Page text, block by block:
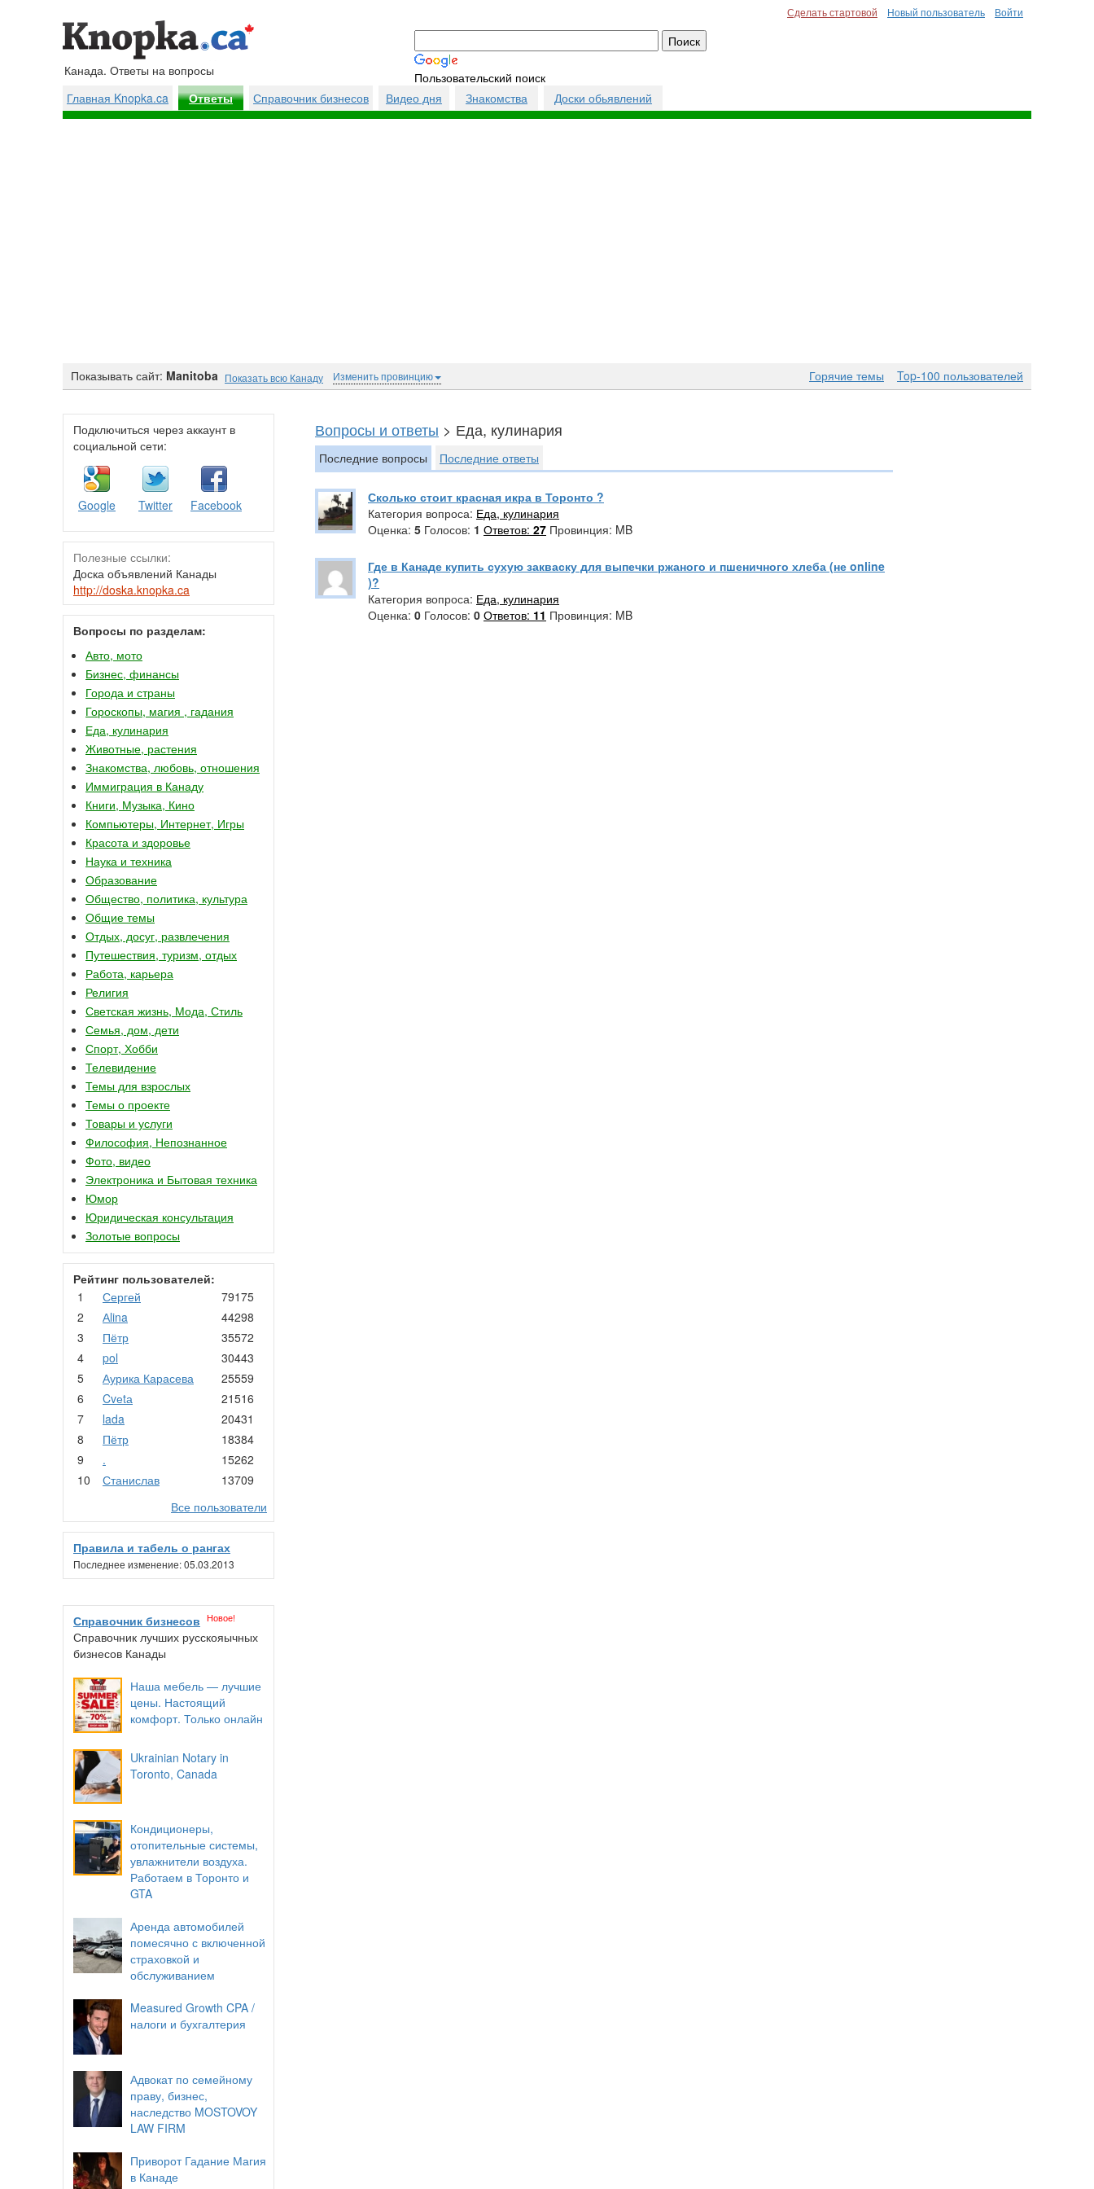
Сделать стартовой Новый пользователь Войти
Канада. Ответы на вопросы
Пользовательский поиск
Главная Knopka.ca
Ответы Справочник бизнесов Видео дня Знакомства Доски обьявлений
Показывать сайт: Manitoba Показать всю Канаду Изменить провинцию Горячие темы Top-100 пользователей
Подключиться через аккаунт в
социальной сети:
Google Twitter Facebook
Полезные ссылки:
Доска объявлений Канады
http://doska.knopka.ca
Вопросы по разделам:
Авто, мото
Бизнес, финансы
Города и страны
Гороскопы, магия , гадания
Еда, кулинария
Животные, растения
Знакомства, любовь, отношения
Иммиграция в Канаду
Книги, Музыка, Кино
Компьютеры, Интернет, Игры
Красота и здоровье
Наука и техника
Образование
Общество, политика, культура
Общие темы
Отдых, досуг, развлечения
Путешествия, туризм, отдых
Работа, карьера
Религия
Светская жизнь, Мода, Стиль
Семья, дом, дети
Спорт, Хобби
Телевидение
Темы для взрослых
Темы о проекте
Товары и услуги
Философия, Непознанное
Фото, видео
Электроника и Бытовая техника
Юмор
Юридическая консультация
Золотые вопросы
Рейтинг пользователей:
1
Сергей
79175
2
Аlina
44298
3
Пётр
35572
4
pol
30443
5
Аурика Карасева
25559
6
Cvеtа
21516
7
lada
20431
8
Пётр
18384
9
.
15262
10
Станислав
13709
Все пользователи
Правила и табель о рангах
Последнее изменение: 05.03.2013
Справочник бизнесов Новое!
Справочник лучших русскояычных
бизнесов Канады
Наша мебель — лучшие
цены. Настоящий
комфорт. Только онлайн
Ukrainian Notary in
Toronto, Canada
Кондиционеры,
отопительные системы,
увлажнители воздуха.
Работаем в Торонто и
GTA
Аренда автомобилей
помесячно с включенной
страховкой и
обслуживанием
Measured Growth CPA /
налоги и бухгалтерия
Адвокат по семейному
праву, бизнес,
наследство MOSTOVOY
LAW FIRM
Приворот Гадание Магия
в Канаде
Вопросы и ответы > Еда, кулинария
Последние вопросы Последние ответы
Сколько стоит красная икра в Торонто ?
Категория вопроса: Еда, кулинария
Оценка: 5 Голосов: 1 Ответов: 27 Провинция: MB
Где в Канаде купить сухую закваску для выпечки ржаного и пшеничного хлеба (не online
)?
Категория вопроса: Еда, кулинария
Оценка: 0 Голосов: 0 Ответов: 11 Провинция: MB